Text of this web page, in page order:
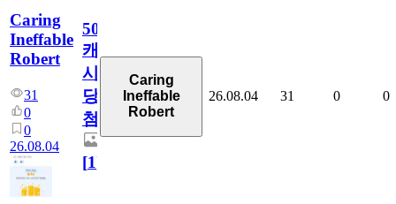
Caring
Ineffable
Robert
31
0
0
26.08.04
50
캐
시
당
첨
[1]
Caring
Ineffable
Robert
26.08.04 31 0 0